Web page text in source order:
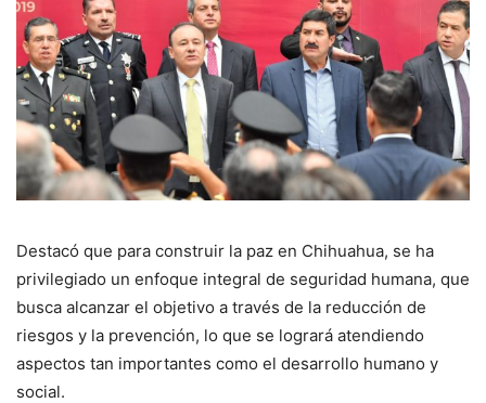
Destacó que para construir la paz en Chihuahua, se ha
privilegiado un enfoque integral de seguridad humana, que
busca alcanzar el objetivo a través de la reducción de
riesgos y la prevención, lo que se logrará atendiendo
aspectos tan importantes como el desarrollo humano y
social.